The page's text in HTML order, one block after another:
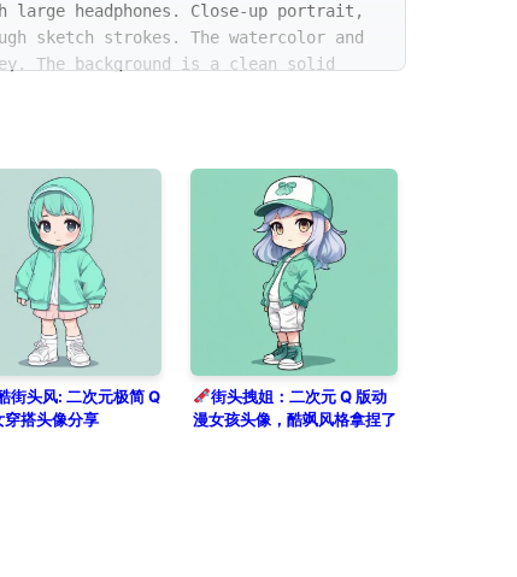
headphones. Close-up portrait,
sketch strokes. The watercolor and
The background is a clean solid
街头风: 二次元极简 Q
穿搭头像分享
街头拽姐：二次元 Q 版动
漫女孩头像，酷飒风格拿捏了